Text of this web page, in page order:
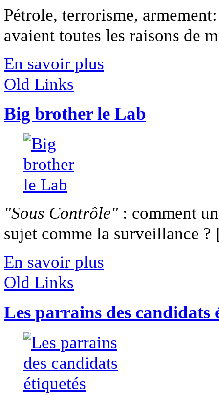
Pétrole, terrorisme,
avaient toutes les raisons de
En savoir plus
Old Links
Big brother le Lab
"Sous Contrôle" : comment
sujet comme la surveillance ?
En savoir plus
Old Links
Les parrains des candidats